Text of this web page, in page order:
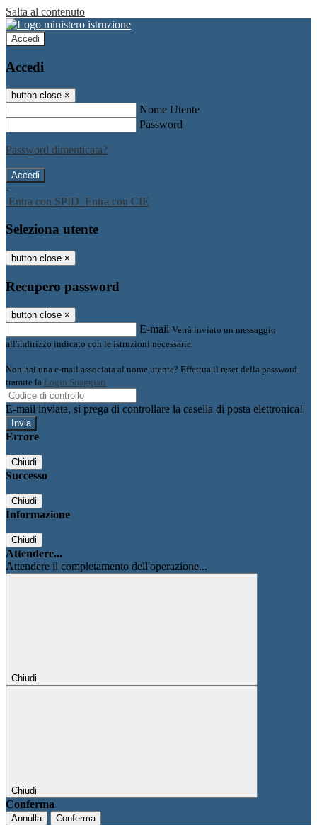
Salta al contenuto
Accedi
Accedi
button close ×
Nome Utente
Password
Password dimenticata?
-
Entra con SPID Entra con CIE
Seleziona utente
button close ×
Recupero password
button close ×
E-mail Verrà inviato un messaggio
all'indirizzo indicato con le istruzioni necessarie.
Non hai una e-mail associata al nome utente? Effettua il reset della password
tramite la Login Spaggiari
E-mail inviata, si prega di controllare la casella di posta elettronica!
Errore
Chiudi
Successo
Chiudi
Informazione
Chiudi
Attendere...
Attendere il completamento dell'operazione...
Chiudi
Chiudi
Conferma
Annulla Conferma